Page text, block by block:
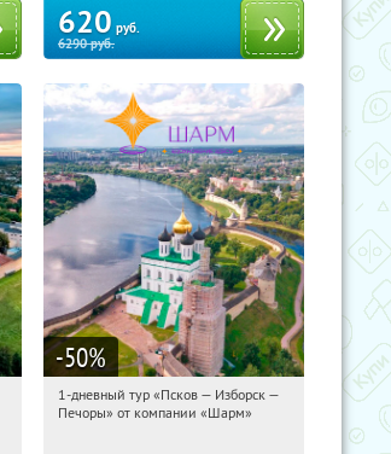
620 руб.
6290руб.
-50%
03:45:34 Купили:12
1-дневный тур «Псков — Изборск —
Печоры» от компании «Шарм»